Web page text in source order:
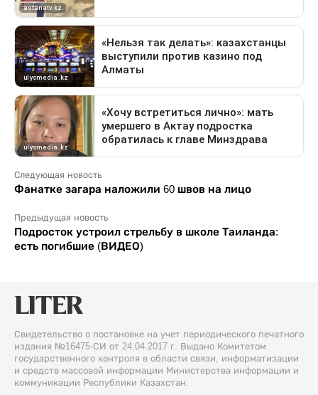
Следующая новость
Фанатке загара наложили 60 швов на лицо
Предыдущая новость
Подросток устроил стрельбу в школе Таиланда:
есть погибшие (ВИДЕО)
Свидетельство о постановке на учет периодического печатного
издания №16475-СИ от 24.04.2017 г. Выдано Комитетом
государственного контроля в области связи, информатизации
и средств массовой информации Министерства информации и
коммуникации Республики Казахстан.